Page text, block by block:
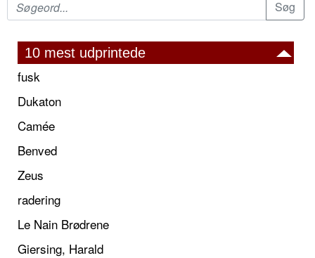
10 mest udprintede
fusk
Dukaton
Camée
Benved
Zeus
radering
Le Nain Brødrene
Giersing, Harald